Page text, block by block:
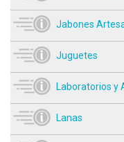
Jabones
Juguetes
Laboratorios y
Lanas